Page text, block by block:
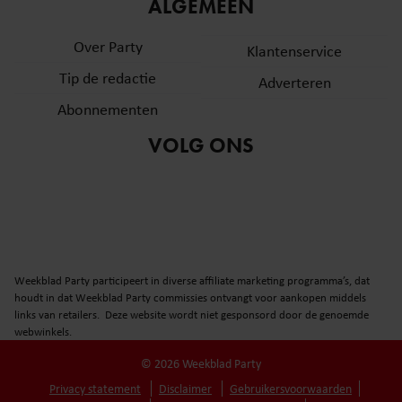
partners kunnen deze gegevens combineren met andere
verzameld op basis van uw gebruik van hun services. U
gaat akkoord met onze cookies als u onze website blijft
ALGEMEEN
Over Party
Tip de redactie
Abonnementen
Klantenservice
Adverteren
VOLG ONS
Weekblad Party participeert in diverse affiliate marketing programma’s, dat
houdt in dat Weekblad Party commissies ontvangt voor aankopen middels
links van retailers. Deze website wordt niet gesponsord door de genoemde
webwinkels.
© 2026 Weekblad Party
Privacy statement
Disclaimer
Gebruikersvoorwaarden